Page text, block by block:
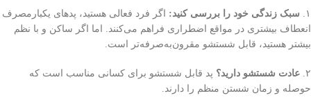
۱. سبک زندگی خود را بررسی کنید: اگر فرد فعالی هستید، پدهای یکبارمصرف
انعطاف بیشتری در مواقع اضطراری فراهم می‌کنند. اما اگر ساکن و با نظم
بیشتر هستید، قابل شستشو مقرون‌به‌صرفه‌تر است.
۲. عادت شستشو دارید؟ پد قابل شستشو برای کسانی مناسب است که
حوصله و زمان شستن منظم را دارند.